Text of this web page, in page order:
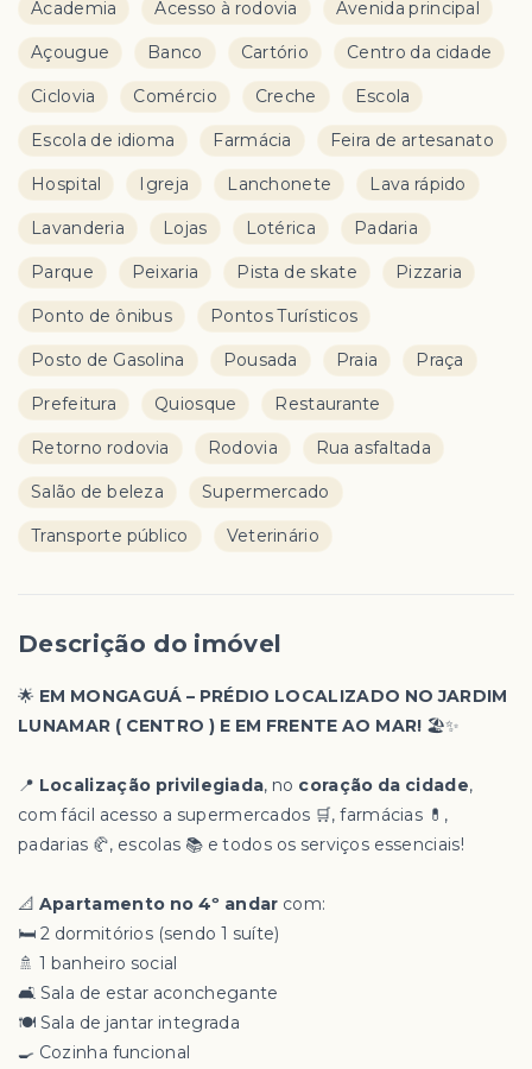
Academia Acesso à rodovia Avenida principal
Açougue Banco Cartório Centro da cidade
Ciclovia Comércio Creche Escola
Escola de idioma Farmácia Feira de artesanato
Hospital Igreja Lanchonete Lava rápido
Lavanderia Lojas Lotérica Padaria
Parque Peixaria Pista de skate Pizzaria
Ponto de ônibus Pontos Turísticos
Posto de Gasolina Pousada Praia Praça
Prefeitura Quiosque Restaurante
Retorno rodovia Rodovia Rua asfaltada
Salão de beleza Supermercado
Transporte público Veterinário
Descrição do imóvel
🌟 EM MONGAGUÁ – PRÉDIO LOCALIZADO NO JARDIM
LUNAMAR ( CENTRO ) E EM FRENTE AO MAR! 🏖️✨
📍 Localização privilegiada, no coração da cidade,
com fácil acesso a supermercados 🛒, farmácias 💊,
padarias 🥐, escolas 📚 e todos os serviços essenciais!
📐 Apartamento no 4º andar com:
🛏️ 2 dormitórios (sendo 1 suíte)
🚿 1 banheiro social
🛋️ Sala de estar aconchegante
🍽️ Sala de jantar integrada
🍳 Cozinha funcional